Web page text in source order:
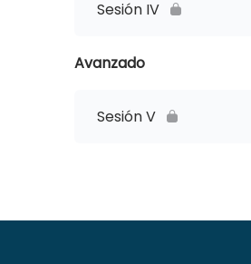
Sesión IV
Avanzado
Sesión V